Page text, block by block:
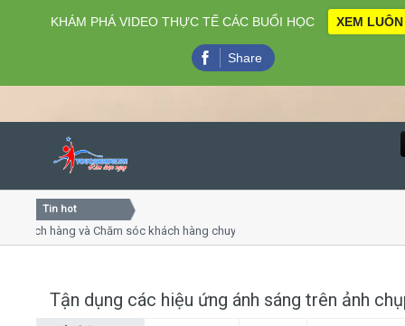
Close
Home
Tin hot
hàng và Chăm sóc khách hàng chuyên nghiệp
Tận dụng các hiệu ứng ánh sáng trên ảnh
KHÁM PHÁ VIDEO THỰC TẾ CÁC BUỔI HỌC XEM LUÔN
Share